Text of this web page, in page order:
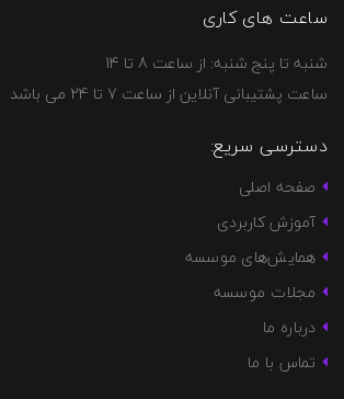
ساعت های کاری
شنبه تا پنج شنبه: از ساعت 8 تا 14
ساعت پشتیبانی آنلاین از ساعت 7 تا 24 می باشد
دسترسی سریع:
صفحه اصلی
آموزش کاربردی
همایش‌های موسسه
مجلات موسسه
درباره ما
تماس با ما